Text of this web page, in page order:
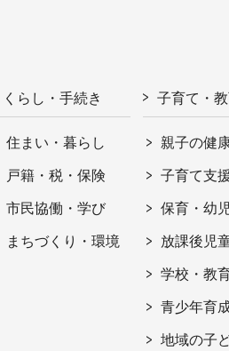
くらし・手続き
住まい・暮らし
戸籍・税・保険
市民協働・学び
まちづくり・環境
子育て・
親子の健
子育て支
保育・幼
放課後児
学校・教
青少年育
地域の子